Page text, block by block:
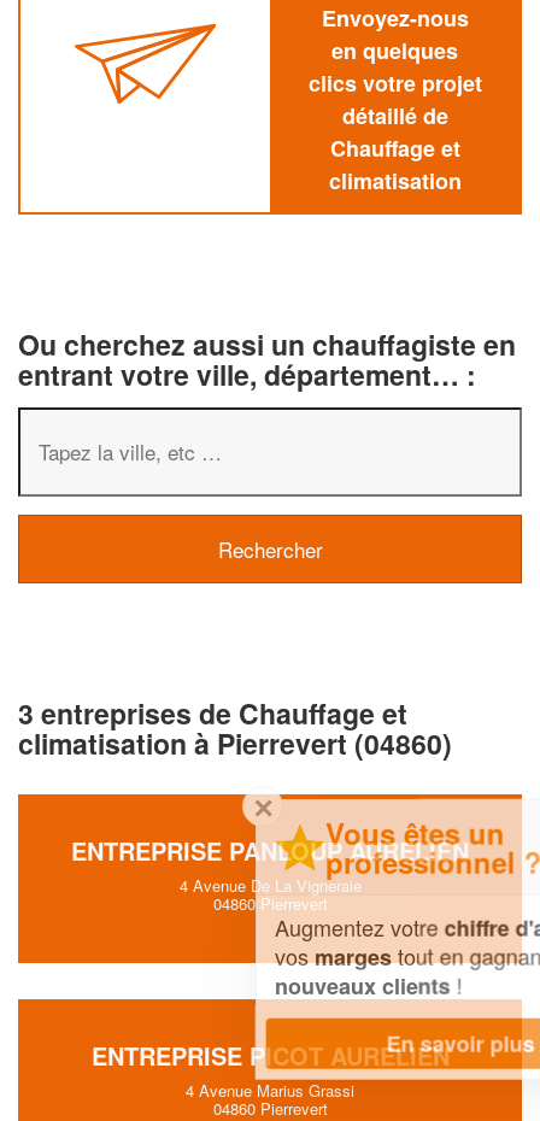
Envoyez-nous
en quelques
clics votre projet
détaillé de
Chauffage et
climatisation
Ou cherchez aussi un chauffagiste en
entrant votre ville, département… :
3 entreprises de Chauffage et
climatisation à Pierrevert (04860)
ENTREPRISE PANLOUP AURELIEN
4 Avenue De La Vigneraie
04860 Pierrevert
ENTREPRISE PICOT AURELIEN
4 Avenue Marius Grassi
04860 Pierrevert
✕
Vous êtes un
professionnel ?
Augmentez votrechiffre d'affaireset
vosmargestout en gagnant de
nouveaux clients!
En savoir plus